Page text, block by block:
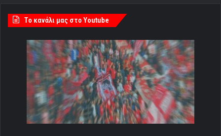
Tο κανάλι μας στο Youtube